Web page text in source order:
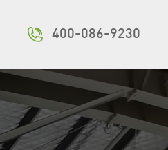
400-086-9230